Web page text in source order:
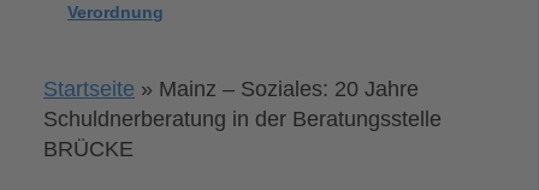
Verordnung
Startseite » Mainz – Soziales: 20 Jahre
Schuldnerberatung in der Beratungsstelle
BRÜCKE